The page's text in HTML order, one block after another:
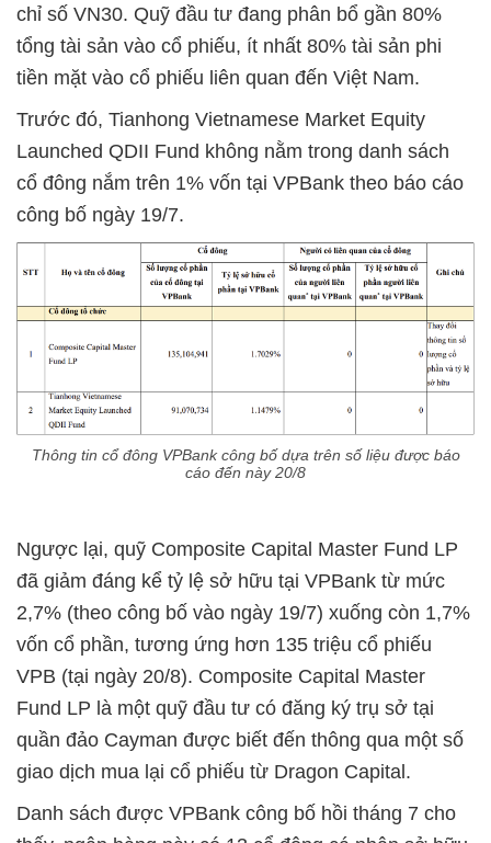
chỉ số VN30. Quỹ đầu tư đang phân bổ gần 80%
tổng tài sản vào cổ phiếu, ít nhất 80% tài sản phi
tiền mặt vào cổ phiếu liên quan đến Việt Nam.
Trước đó, Tianhong Vietnamese Market Equity
Launched QDII Fund không nằm trong danh sách
cổ đông nắm trên 1% vốn tại VPBank theo báo cáo
công bố ngày 19/7.
Thông tin cổ đông VPBank công bố dựa trên số liệu được báo
cáo đến này 20/8
Ngược lại, quỹ Composite Capital Master Fund LP
đã giảm đáng kể tỷ lệ sở hữu tại VPBank từ mức
2,7% (theo công bố vào ngày 19/7) xuống còn 1,7%
vốn cổ phần, tương ứng hơn 135 triệu cổ phiếu
VPB (tại ngày 20/8). Composite Capital Master
Fund LP là một quỹ đầu tư có đăng ký trụ sở tại
quần đảo Cayman được biết đến thông qua một số
giao dịch mua lại cổ phiếu từ Dragon Capital.
Danh sách được VPBank công bố hồi tháng 7 cho